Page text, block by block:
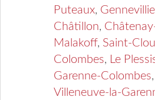
Puteaux,
Châtillon,
Malakoff, Saint-
Colombes, Le
Garenne-Colombes,
Villeneuve-la-